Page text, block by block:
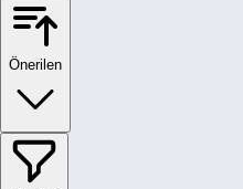
Önerilen